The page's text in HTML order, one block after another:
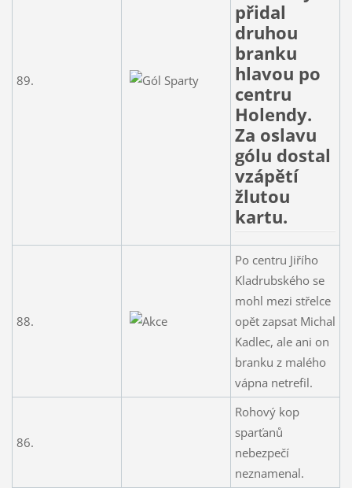
89.
přidal
druhou
branku
hlavou po
centru
Holendy.
Za oslavu
gólu dostal
vzápětí
žlutou
kartu.
88.
Po centru Jiřího
Kladrubského se
mohl mezi střelce
opět zapsat Michal
Kadlec, ale ani on
branku z malého
vápna netrefil.
86.
Rohový kop
sparťanů
nebezpečí
neznamenal.